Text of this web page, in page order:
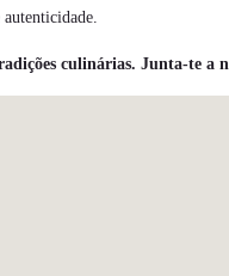
culinárias. Junta-te a